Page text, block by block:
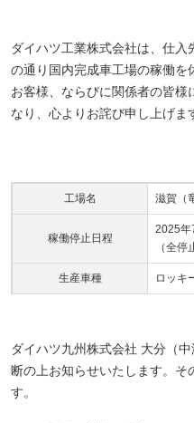
ダイハツ工業株式会社は、仕
の通り国内完成車工場の稼働を
お客様、ならびに関係者の皆様
なり、心よりお詫び申し上げま
工場名 滋賀（
稼働停止日程
2025年
（全
生産車種 ロッキ
ダイハツ九州株式会社 大分（
断の上お知らせいたします。そ
す。